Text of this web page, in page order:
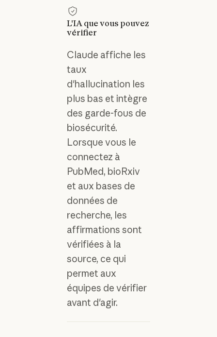
L'IA que vous pouvez
vérifier
Claude affiche les
taux
d'hallucination les
plus bas et intègre
des garde-fous de
biosécurité.
Lorsque vous le
connectez à
PubMed, bioRxiv
et aux bases de
données de
recherche, les
affirmations sont
vérifiées à la
source, ce qui
permet aux
équipes de vérifier
avant d'agir.